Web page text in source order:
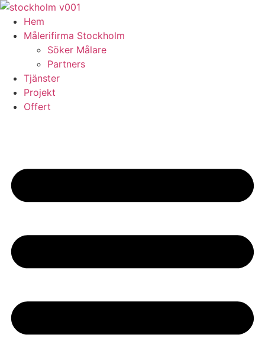
Skip
content
Hem
Målerifirma Stockholm
Söker Målare
Partners
Tjänster
Projekt
Offert